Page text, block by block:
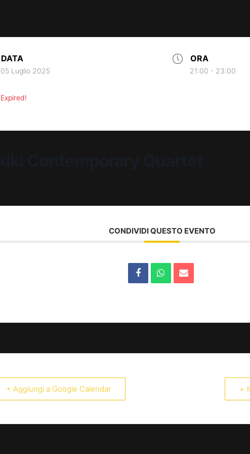
DATA
05 Luglio 2025
Expired!
ORA
21:00 - 23:00
CONDIVIDI QUESTO EVENTO
+ Aggiungi a Google Calendar +